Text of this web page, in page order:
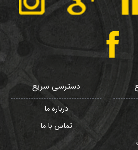
دسترسی سریع
درباره ما
تماس با ما